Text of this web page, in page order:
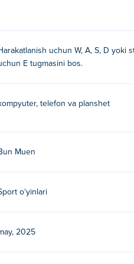
Bu ularning birinchi o'yini
Simulator o'ynay
uchun W, A, S, D yoki
E tugmasini bos.
telefon va planshet
Muen
oʻyinlari
2025